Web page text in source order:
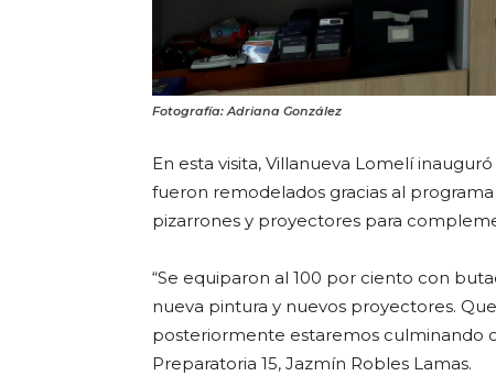
Fotografía: Adriana González
En esta visita, Villanueva Lomelí
fueron remodelados gracias al programa
pizarrones y proyectores para
“Se equiparon al 100 por ciento con
nueva pintura y nuevos proyectores.
posteriormente estaremos culminando
Preparatoria 15, Jazmín Robles Lamas.